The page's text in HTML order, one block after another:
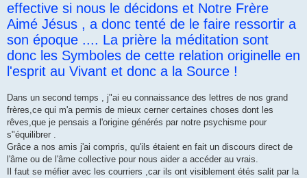
effective si nous le décidons et Notre Frère
Aimé Jésus , a donc tenté de le faire ressortir a
son époque .... La prière la méditation sont
donc les Symboles de cette relation originelle en
l'esprit au Vivant et donc a la Source !
Dans un second temps , j"ai eu connaissance des lettres de nos grand
frères,ce qui m'a permis de mieux cerner certaines choses dont les
rêves,que je pensais a l'origine générés par notre psychisme pour
s"équilibrer .
Grâce a nos amis j'ai compris, qu'ils étaient en fait un discours direct de
l'âme ou de l'âme collective pour nous aider a accéder au vrais.
Il faut se méfier avec les courriers ,car ils ont visiblement étés salit par la